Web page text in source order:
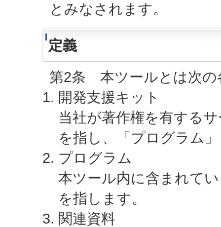
とみなされます。
定義
第2条 本ツールとは次の
開発支援キット
当社が著作権を有する
を指し、「プログラム
プログラム
本ツール内に含まれて
を指します。
関連資料